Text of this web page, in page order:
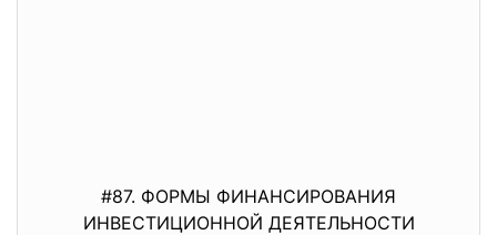
#87. ФОРМЫ ФИНАНСИРОВАНИЯ
ИНВЕСТИЦИОННОЙ ДЕЯТЕЛЬНОСТИ